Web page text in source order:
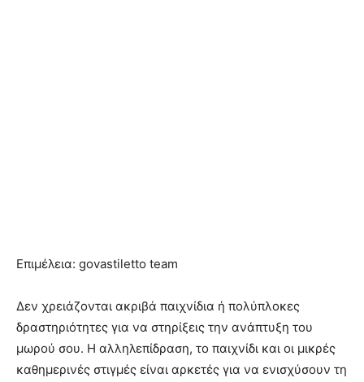
Επιμέλεια: govastiletto team
Δεν χρειάζονται ακριβά παιχνίδια ή πολύπλοκες
δραστηριότητες για να στηρίξεις την ανάπτυξη του
μωρού σου. Η αλληλεπίδραση, το παιχνίδι και οι μικρές
καθημερινές στιγμές είναι αρκετές για να ενισχύσουν τη